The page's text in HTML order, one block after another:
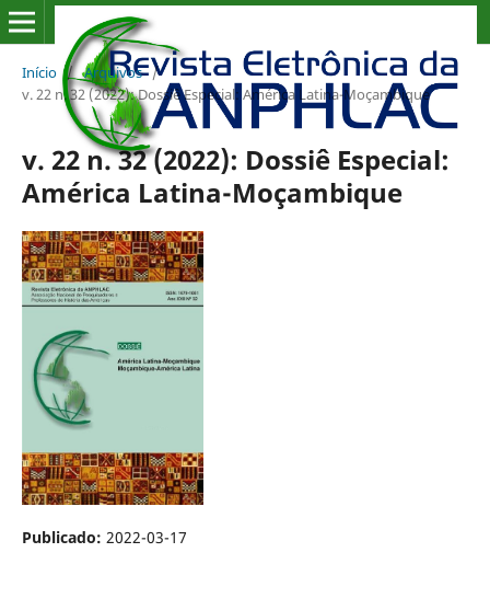
Início / Arquivos /
v. 22 n. 32 (2022): Dossiê Especial: América Latina-Moçambique
v. 22 n. 32 (2022): Dossiê Especial:
América Latina-Moçambique
Publicado: 2022-03-17